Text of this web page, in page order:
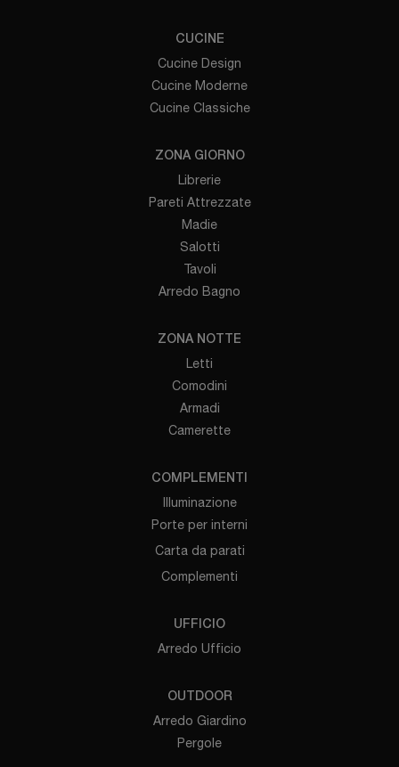
CUCINE
Cucine Design
Cucine Moderne
Cucine Classiche
ZONA GIORNO
Librerie
Pareti Attrezzate
Madie
Salotti
Tavoli
Arredo Bagno
ZONA NOTTE
Letti
Comodini
Armadi
Camerette
COMPLEMENTI
Illuminazione
Porte per interni
Carta da parati
Complementi
UFFICIO
Arredo Ufficio
OUTDOOR
Arredo Giardino
Pergole